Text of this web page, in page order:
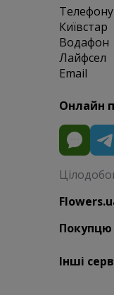
Київстар
Водафон
Лайфсел
Email
Онлайн
Покупцю
Інші